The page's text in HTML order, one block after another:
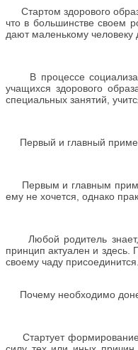
Стартом здорового
что в большинстве своем
дают маленькому человеку
В процессе
учащихся здорового
специальных занятий,
Первый и главный
Первым и главным
ему не хочется, однако
Любой родитель знает,
принцип актуален и здесь.
своему чаду присоединится.
Почему необходимо
Стартует формирование